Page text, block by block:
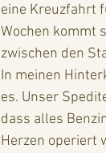
eine Kreuzfahrt
Wochen kommt
zwischen den
In meinen
es. Unser
dass alles
Herzen operiert